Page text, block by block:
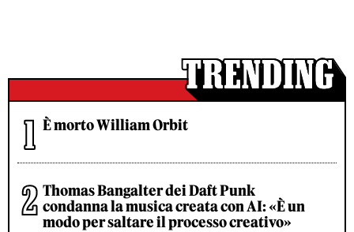
È morto William Orbit
Thomas Bangalter dei Daft Punk
condanna la musica creata con AI: «È un
modo per saltare il processo creativo»